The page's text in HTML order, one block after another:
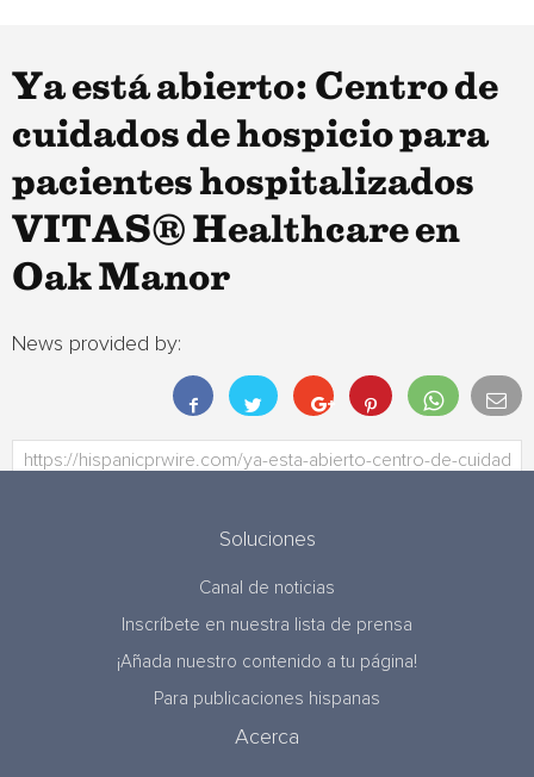
Ya está abierto: Centro de
cuidados de hospicio para
pacientes hospitalizados
VITAS® Healthcare en
Oak Manor
News provided by:
Soluciones
Canal de noticias
Inscríbete en nuestra lista de prensa
¡Añada nuestro contenido a tu página!
Para publicaciones hispanas
Acerca